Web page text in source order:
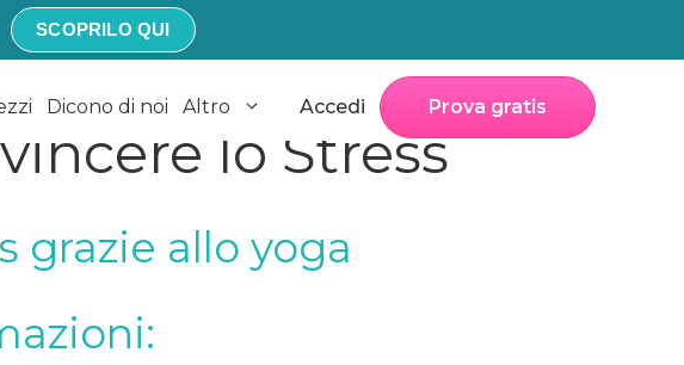
SCOPRILO QUI
Dicono di noi Altro Accedi Prova gratis
lo Stress
grazie allo yoga